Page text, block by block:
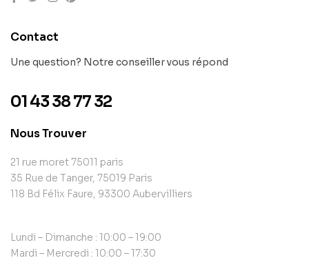
Contact
Une question? Notre conseiller vous répond
01 43 38 77 32
Nous Trouver
21 rue moret 75011 paris
35 Rue de Tanger, 75019 Paris
118 Bd Félix Faure, 93300 Aubervilliers
Lundi – Dimanche : 10:00 – 19:00
Mardi – Mercredi : 10:00 – 17:30